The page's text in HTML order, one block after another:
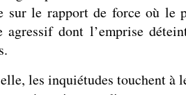
sur le rapport de force où le
dont l’emprise
les inquiétudes touchent à